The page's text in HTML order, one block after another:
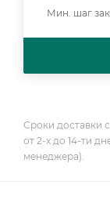
Мин. шаг
Сроки доставки
от 2-х до 14-ти
менеджера).